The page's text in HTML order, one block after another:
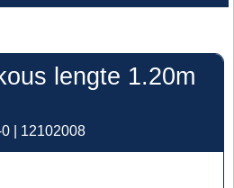
lengte 1.20m
| 12102008